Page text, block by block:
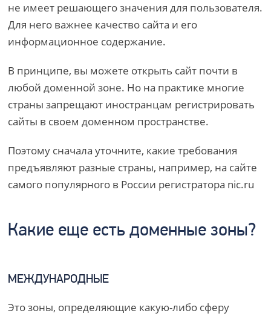
не имеет решающего значения для пользователя.
Для него важнее качество сайта и его
информационное содержание.
В принципе, вы можете открыть сайт почти в
любой доменной зоне. Но на практике многие
страны запрещают иностранцам регистрировать
сайты в своем доменном пространстве.
Поэтому сначала уточните, какие требования
предъявляют разные страны, например, на сайте
самого популярного в России регистратора nic.ru
Какие еще есть доменные зоны?
МЕЖДУНАРОДНЫЕ
Это зоны, определяющие какую-либо сферу